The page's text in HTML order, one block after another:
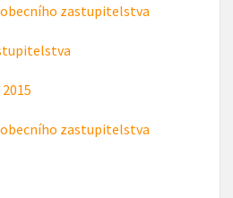
zastupitelstva
zastupitelstva